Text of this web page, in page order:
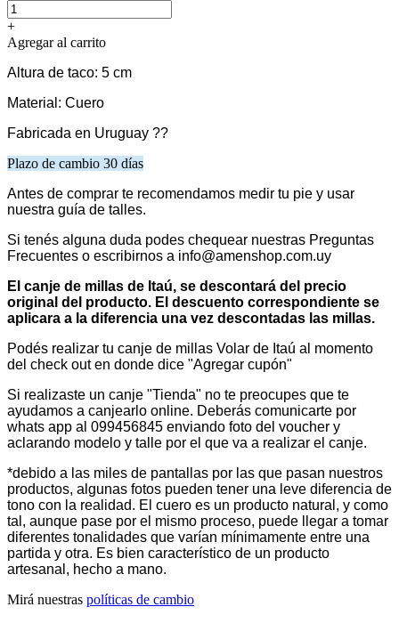
+
Agregar al carrito
Altura de taco: 5 cm
Material: Cuero
Fabricada en Uruguay ??
Plazo de cambio 30 días
Antes de comprar te recomendamos medir tu pie y usar
nuestra guía de talles.
Si tenés alguna duda podes chequear nuestras Preguntas
Frecuentes o escribirnos a info@amenshop.com.uy
El canje de millas de Itaú, se descontará del precio
original del producto. El descuento correspondiente se
aplicara a la diferencia una vez descontadas las millas.
Podés realizar tu canje de millas Volar de Itaú al momento
del check out en donde dice "Agregar cupón"
Si realizaste un canje "Tienda" no te preocupes que te
ayudamos a canjearlo online. Deberás comunicarte por
whats app al 099456845 enviando foto del voucher y
aclarando modelo y talle por el que va a realizar el canje.
*debido a las miles de pantallas por las que pasan nuestros
productos, algunas fotos pueden tener una leve diferencia de
tono con la realidad. El cuero es un producto natural, y como
tal, aunque pase por el mismo proceso, puede llegar a tomar
diferentes tonalidades que varían mínimamente entre una
partida y otra. Es bien característico de un producto
artesanal, hecho a mano.
Mirá nuestras políticas de cambio